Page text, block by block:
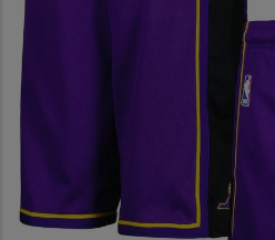
BLOG
JR水道橋駅西口店
営業：土・日・祝日のみ 12:00-18:00
〒101-0061